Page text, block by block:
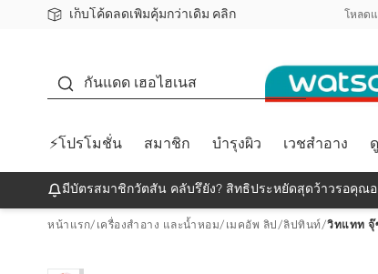
เก็บโค้ดลดเพิ่มคุ้มกว่าเดิม คลิก
ชอปออนไลน์ครั้งแรก ลดเพิ่มจุก ๆ 10%! 🎉
📦ส่งฟรี! เมื่อชอป 499฿
สมาชิกวัตสัน คลับดียังไง? โหลด
กันแดด เฮอไฮเนส
⚡โปรโมชั่น สมาชิก บำรุงผิว เวชสำอาง
มีบัตรสมาชิกวัตสัน คลับรึยัง? สิทธิประหยัดสุดว้าวรอคุณ
หน้าแรก/ เครื่องสำอาง และน้ำหอม/ เมคอัพ ลิป /ลิปทินท์/วิทแทท จุ๊